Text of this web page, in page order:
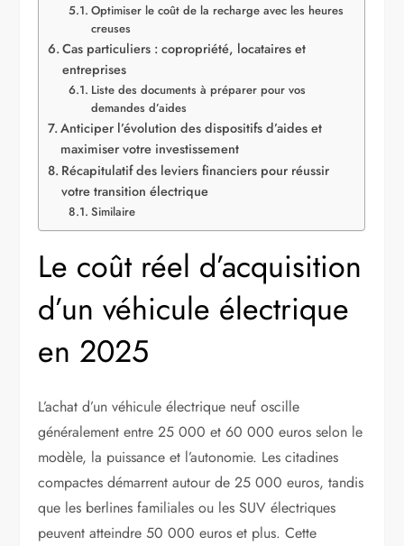
Optimiser le coût de la recharge avec les heures
creuses
Cas particuliers : copropriété, locataires et
entreprises
Liste des documents à préparer pour vos
demandes d’aides
Anticiper l’évolution des dispositifs d’aides et
maximiser votre investissement
Récapitulatif des leviers financiers pour réussir
votre transition électrique
Similaire
Le coût réel d’acquisition
d’un véhicule électrique
en 2025
L’achat d’un véhicule électrique neuf oscille
généralement entre 25 000 et 60 000 euros selon le
modèle, la puissance et l’autonomie. Les citadines
compactes démarrent autour de 25 000 euros, tandis
que les berlines familiales ou les SUV électriques
peuvent atteindre 50 000 euros et plus. Cette